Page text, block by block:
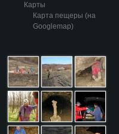
Карты
Карта пещеры (на
Googlemap)